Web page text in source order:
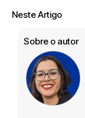
Neste Artigo
Sobre o autor